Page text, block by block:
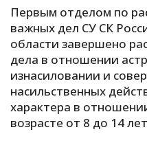
А
Б
В
Первым отделом по
важных дел СУ СК
области завершено
дела в отношении
изнасиловании и
насильственных
характера в
возрасте от 8 до 14